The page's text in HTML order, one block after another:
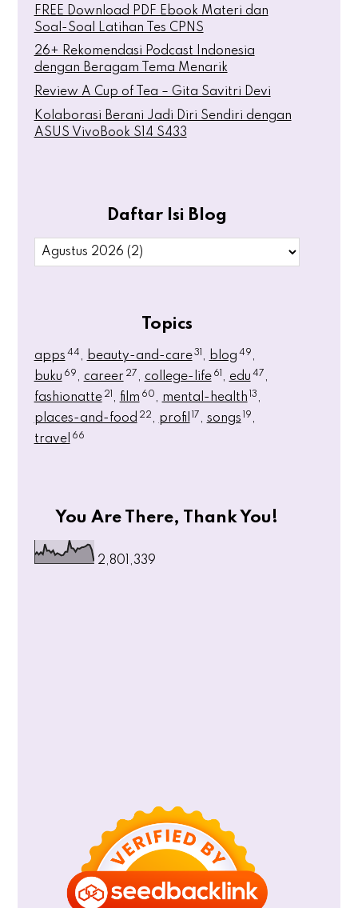
FREE Download PDF Ebook Materi dan
Soal-Soal Latihan Tes CPNS
26+ Rekomendasi Podcast Indonesia
dengan Beragam Tema Menarik
Review A Cup of Tea – Gita Savitri Devi
Kolaborasi Berani Jadi Diri Sendiri dengan
ASUS VivoBook S14 S433
Daftar Isi Blog
Topics
apps 44 beauty-and-care 31 blog 49
buku 69 career 27 college-life 61 edu 47
fashionatte 21 film 60 mental-health 13
places-and-food 22 profil 17 songs 19
travel 66
You Are There, Thank You!
2,801,339